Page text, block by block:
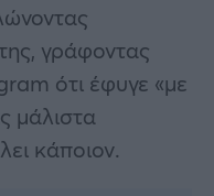
γράφοντας
ότι έφυγε «με
μάλιστα
κάποιον.